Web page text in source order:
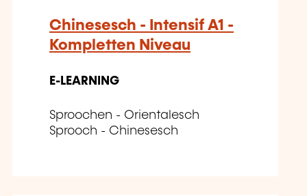
Chinesesch - Intensif A1 -
Kompletten Niveau
E-LEARNING
Sproochen - Orientalesch
Sprooch - Chinesesch